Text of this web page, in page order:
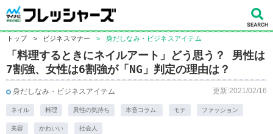
トップ > ビジネスマナー > 身だしなみ・ビジネスアイテム
「料理するときにネイルアート」どう思う？ 男性は
7割強、女性は6割強が「NG」判定の理由は？
身だしなみ・ビジネスアイテム 更新:2021/02/16
ネイル 料理 異性の気持ち 本音コラム. モテ ファッション
美容 かわいい 社会人